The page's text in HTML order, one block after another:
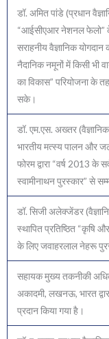
डॉ. अमित पांडे (प्रधान
“आईसीएआर नेशनल फेलो”
सराहनीय वैज्ञानिक
नैदानिक नमूनों में किसी भी
का विकास” परियोजना के
सके।
डॉ. एम.एस. अख्तर
भारतीय मत्स्य पालन और
फोरम द्वारा “वर्ष 2013 के
स्वामीनाथन पुरस्कार” से
डॉ. सिजी अलेक्जेंडर
स्थापित प्रतिष्ठित “कृषि
के लिए जवाहरलाल नेहरू
सहायक मुख्य तकनीकी
अकादमी, लखनऊ, भारत
प्रदान किया गया है।